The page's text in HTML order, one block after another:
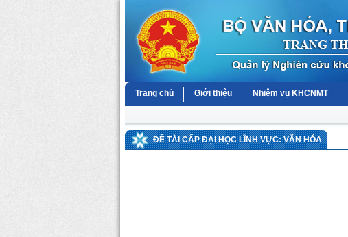
Trang chủ Giới thiệu Nhiệm vụ KHCNMT
ĐỀ TÀI CẤP ĐẠI HỌC LĨNH VỰC: VĂN HÓA